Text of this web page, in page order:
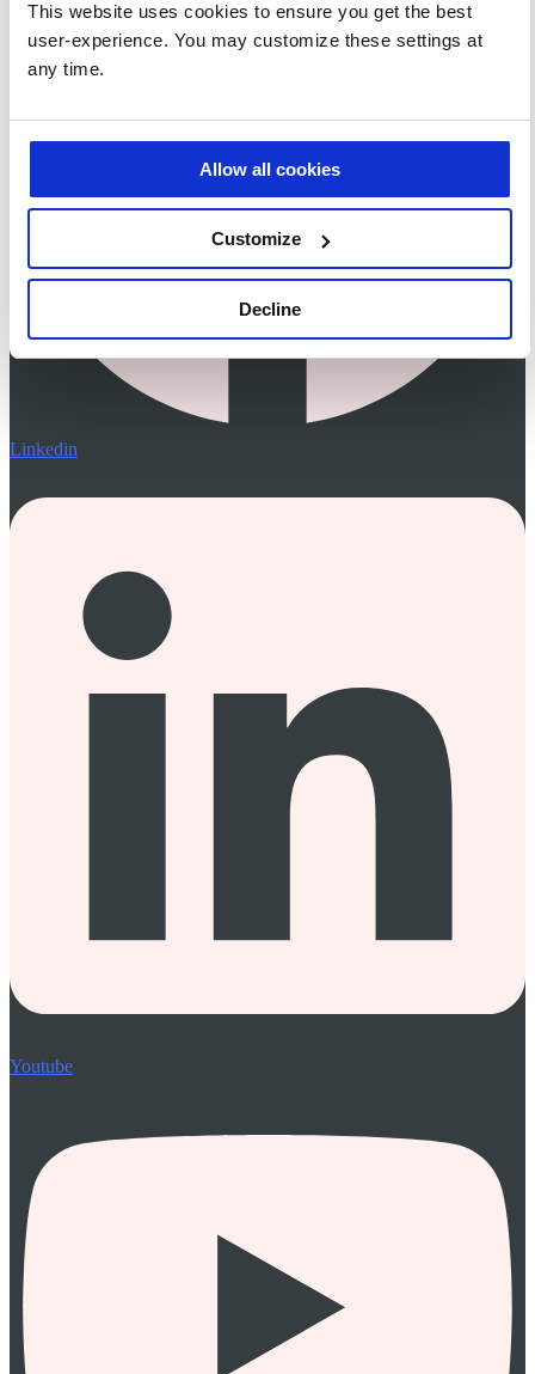
This website uses cookies to ensure you get the best
user-experience. You may customize these settings at
any time.
Allow all cookies
Customize
Decline
Linkedin
Youtube